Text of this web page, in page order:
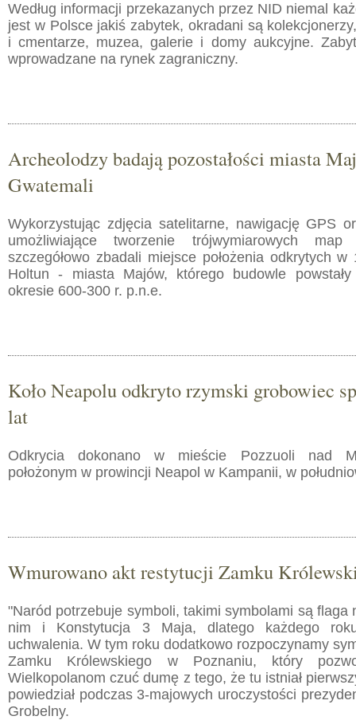
Według informacji przekazanych przez NID niemal
jest w Polsce jakiś zabytek, okradani są
i cmentarze, muzea, galerie i domy aukcyjne.
wprowadzane na rynek zagraniczny.
Archeolodzy badają pozostałości miasta
Gwatemali
Wykorzystując zdjęcia satelitarne, nawigację GPS
umożliwiające tworzenie trójwymiarowych
szczegółowo zbadali miejsce położenia odkrytych w
Holtun - miasta Majów, którego budowle
okresie 600-300 r. p.n.e.
Koło Neapolu odkryto rzymski grobowiec
lat
Odkrycia dokonano w mieście Pozzuoli nad
położonym w prowincji Neapol w Kampanii, w
Wmurowano akt restytucji Zamku
"Naród potrzebuje symboli, takimi symbolami są flaga
nim i Konstytucja 3 Maja, dlatego każdego
uchwalenia. W tym roku dodatkowo rozpoczynamy
Zamku Królewskiego w Poznaniu, który
Wielkopolanom czuć dumę z tego, że tu istniał
powiedział podczas 3-majowych uroczystości
Grobelny.